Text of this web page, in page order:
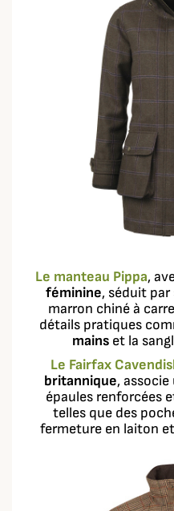
Le manteau Pippa,
féminine, séduit par
marron chiné à
détails pratiques
mainset la
Le Fairfax
britannique, associe
épaules renforcées
telles que des
fermeture en laiton